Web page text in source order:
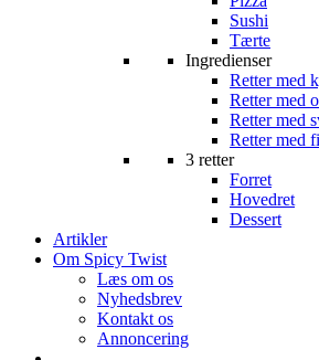
Sushi
Tærte
Ingredienser
Retter med
Retter med
Retter med
Retter med
3 retter
Forret
Hovedret
Dessert
Artikler
Om Spicy Twist
Læs om os
Nyhedsbrev
Kontakt os
Annoncering